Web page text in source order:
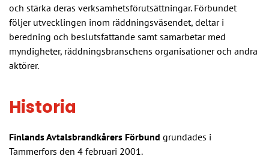
och stärka deras verksamhetsförutsättningar. Förbundet
följer utvecklingen inom räddningsväsendet, deltar i
beredning och beslutsfattande samt samarbetar med
myndigheter, räddningsbranschens organisationer och andra
aktörer.
Historia
Finlands Avtalsbrandkårers Förbund grundades i
Tammerfors den 4 februari 2001.